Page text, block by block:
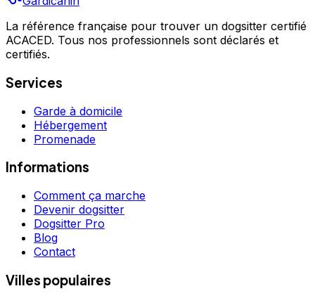
est un professionnel du service canin situé à Antony.
Noté 4.4/5 ⭐⭐⭐⭐ sur Google Maps avec 94 avis.
La référence française pour trouver un dogsitter certifié
ACACED. Tous nos professionnels sont déclarés et
certifiés.
Services
Garde à domicile
Hébergement
Promenade
Informations
Comment ça marche
Devenir dogsitter
Dogsitter Pro
Blog
Contact
Villes populaires